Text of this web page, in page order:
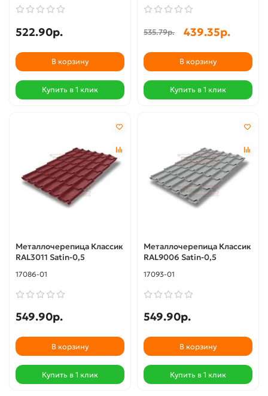
522.90р.
В корзину
Купить в 1 клик
535.79р. 439.35р.
В корзину
Купить в 1 клик
Металлочерепица Классик
RAL3011 Satin-0,5
17086-01
549.90р.
В корзину
Купить в 1 клик
Металлочерепица Классик
RAL9006 Satin-0,5
17093-01
549.90р.
В корзину
Купить в 1 клик